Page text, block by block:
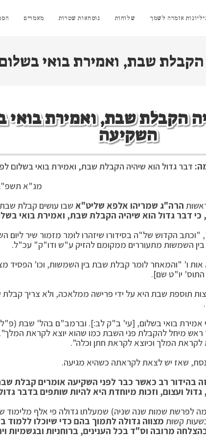
אזמרה לשמך שלוחות נוסחאות שטרות מאמרים
הקבלת שבת, ואמירת בואי
הקבלת שבת, ואמירת בואי
השקיעה
דבר גדול הוא שיהיה הקבלת שבת, ואמירת בואי בשלום
הרה"ג שמריהו אלפא שליט"א שבו עושים קבלת
דבר גדול הוא שיהיה הקבלת שבת, ואמירת בואי
הקדוש של"ה בסידורו שיזהרו לומר מזמור שיר ליום
השמשות מתעוררים ממקומם להזיק ע"ש ודו"ק" עכ"ל.
אות ו' "והמאחר לומר קבלת שבת בין השמשות, וכו' הפסיד
התוס' יו"ט שם].
תוספת שבת היא על ידי פרישה ממלאכה, ולא צריך
אמירת בואי בשלום, [עי' ב"ק לב:]. וברמב"ם בהל' שבת
ראש מיחל להקבלת פני השבת כמו שהוא יוצא לקראת
המלך וכיוצא לקראת חתן וכלה".
שאז יש לצאת לקראתה כשהיא מגיעה.
זה בהידור רב כאשר כבר לפני השקיעה אומרים קבלת
ועצום, וזכות מיוחדת היא להיות שותפים בדבר
לפרשת שמות שנה שניה) שמעלתו גדולה פי אלף מלימוד
קשות מצווה גדולה לתמוך בהם כדי שיוכלו ללמוד
מרובה וס"ד בכל הענינים, ברוחניות ובגשמיות